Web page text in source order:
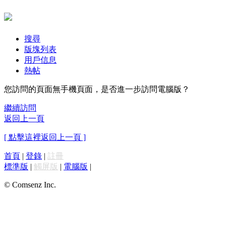
搜尋
版塊列表
用戶信息
熱帖
您訪問的頁面無手機頁面，是否進一步訪問電腦版？
繼續訪問
返回上一頁
[ 點擊這裡返回上一頁 ]
首頁 | 登錄 | 註冊
標準版 | 觸屏版 | 電腦版 |
© Comsenz Inc.